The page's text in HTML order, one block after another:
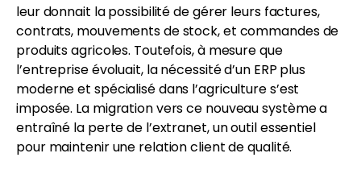
leur donnait la possibilité de gérer leurs factures,
contrats, mouvements de stock, et commandes de
produits agricoles. Toutefois, à mesure que
l’entreprise évoluait, la nécessité d’un ERP plus
moderne et spécialisé dans l’agriculture s’est
imposée. La migration vers ce nouveau système a
entraîné la perte de l’extranet, un outil essentiel
pour maintenir une relation client de qualité.